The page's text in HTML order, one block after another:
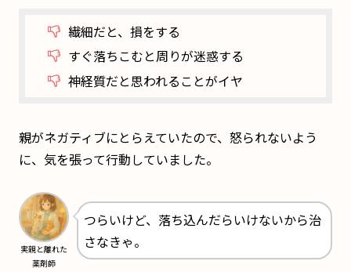
繊細だと、損をする
すぐ落ちこむと周りが迷惑する
神経質だと思われることがイヤ
親がネガティブにとらえていたので、怒られないよう
に、気を張って行動していました。
実親と離れた
薬剤師
つらいけど、落ち込んだらいけないから治
さなきゃ。